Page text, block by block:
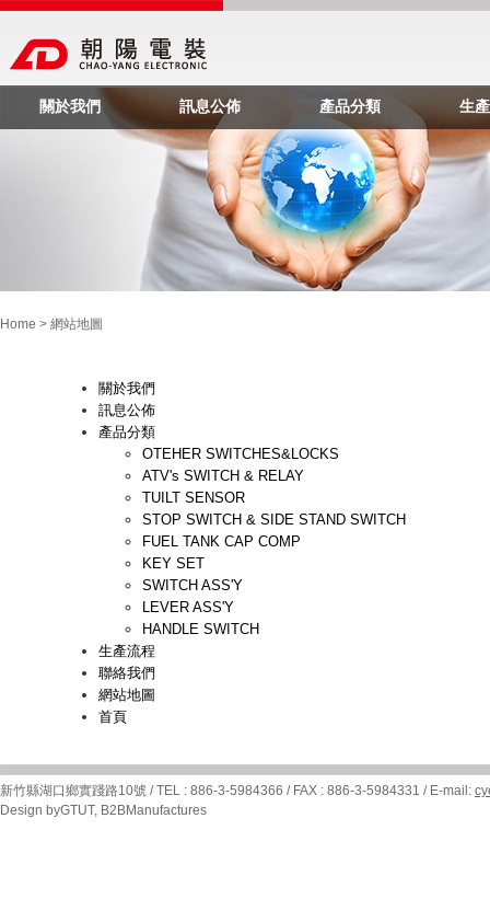
關於我們 訊息公佈 產品分類 生
Home > 網站地圖
關於我們
訊息公佈
產品分類
OTEHER SWITCHES&LOCKS
ATV's SWITCH & RELAY
TUILT SENSOR
STOP SWITCH & SIDE STAND SWITCH
FUEL TANK CAP COMP
KEY SET
SWITCH ASS'Y
LEVER ASS'Y
HANDLE SWITCH
生產流程
聯絡我們
網站地圖
首頁
新竹縣湖口鄉實踐路10號 / TEL : 886-3-5984366 / FAX : 886-3-5984331 / E-mail:
Design byGTUT, B2BManufactures